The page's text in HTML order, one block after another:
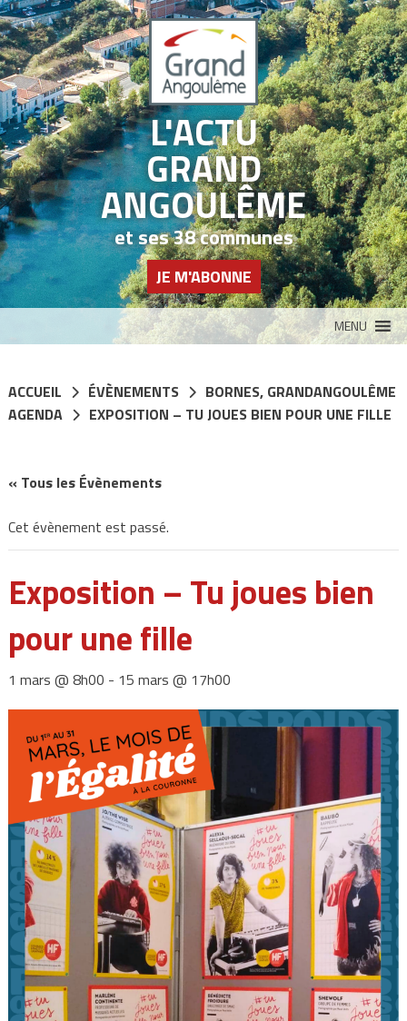
L'ACTU
GRAND
ANGOULÊME
et ses 38 communes
JE M'ABONNE
MENU
ACCUEIL ÉVÈNEMENTS BORNES, GRANDANGOULÊME
AGENDA
EXPOSITION – TU JOUES BIEN POUR UNE FILLE
« Tous les Évènements
Cet évènement est passé.
Exposition – Tu joues bien
pour une fille
1 mars @ 8h00 - 15 mars @ 17h00
Panneau de gestion des cookies